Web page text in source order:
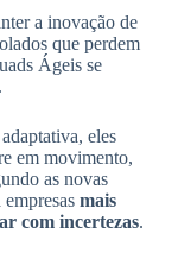
a inovação de
que perdem
Ágeis se
eles
em movimento,
as novas
mais
com incertezas.